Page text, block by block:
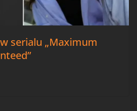
serialu „Maximum